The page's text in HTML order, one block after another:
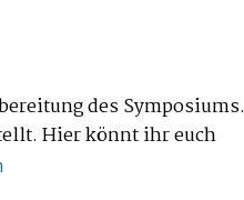
des Symposiums.
Hier könnt ihr euch